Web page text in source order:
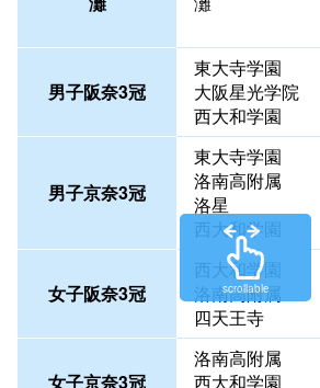
男子阪奈3冠
東大寺学園
大阪星光学院
西大和学園
男子京奈3冠
東大寺学園
洛南高附属
洛星
西大和学園
女子阪奈3冠
西大和学園
洛南高附属
四天王寺
女子京奈3冠
洛南高附属
西大和学園
scrollable